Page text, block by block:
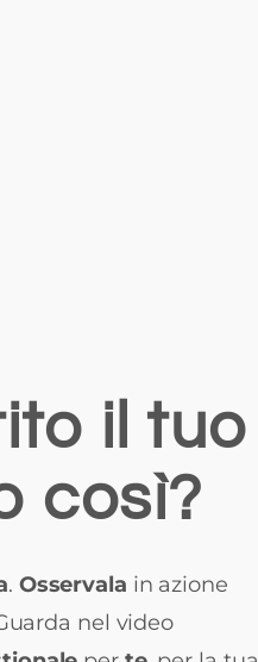
il tuo
così?
. Osservala in azione
nel video